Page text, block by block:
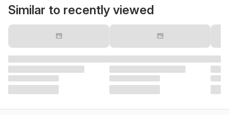
Similar to recently viewed